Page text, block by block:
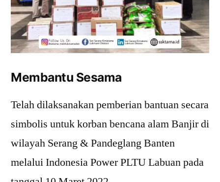
Membantu Sesama
Telah dilaksanakan pemberian bantuan secara
simbolis untuk korban bencana alam Banjir di
wilayah Serang & Pandeglang Banten
melalui Indonesia Power PLTU Labuan pada